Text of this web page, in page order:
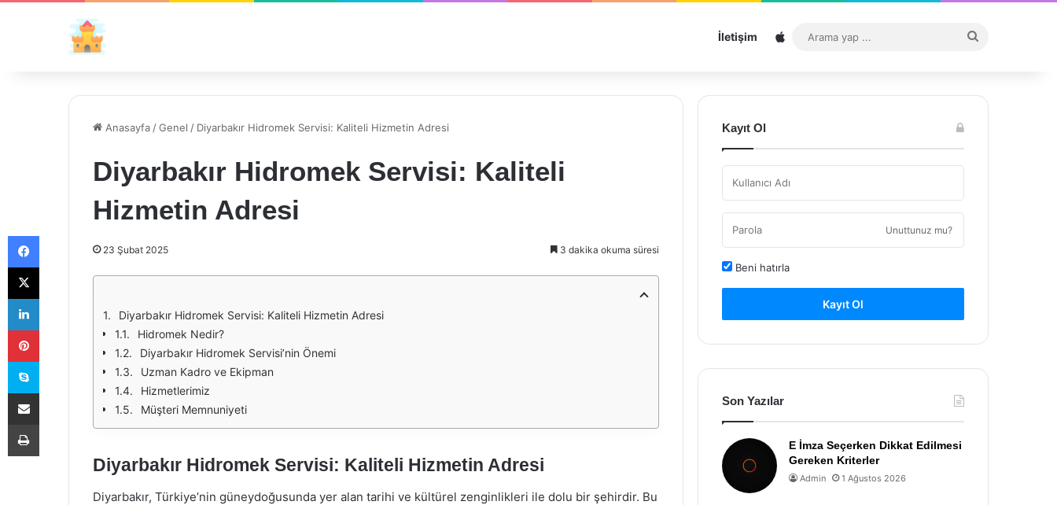
İletişim Sitemap
...
Anasayfa /Genel / Diyarbakır Hidromek Servisi: Kaliteli Hizmetin Adresi
Diyarbakır Hidromek Servisi: Kaliteli
Hizmetin Adresi
23 Şubat 2025 3 dakika okuma süresi
Diyarbakır Hidromek Servisi: Kaliteli Hizmetin Adresi
Hidromek Nedir?
Diyarbakır Hidromek Servisi’nin Önemi
Uzman Kadro ve Ekipman
Hizmetlerimiz
Müşteri Memnuniyeti
Diyarbakır Hidromek Servisi: Kaliteli Hizmetin Adresi
Diyarbakır, Türkiye’nin güneydoğusunda yer alan tarihi ve kültürel zenginlikleri ile dolu bir şehirdir. Bu
Kayıt Ol
Unuttunuz mu?
Beni hatırla
Kayıt Ol
Son Yazılar
E İmza Seçerken Dikkat Edilmesi
Gereken Kriterler
Admin 1 Ağustos 2026
Facebook
X
LinkedIn
Pinterest
Skype
E-Posta ile paylaş